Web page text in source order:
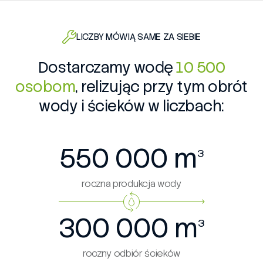
LICZBY MÓWIĄ SAME ZA SIEBIE
Dostarczamy wodę10 500
osobom, relizując przy tym obrót
wody i ścieków w liczbach:
550 000 m3
roczna produkcja wody
300 000 m3
roczny odbiór ścieków